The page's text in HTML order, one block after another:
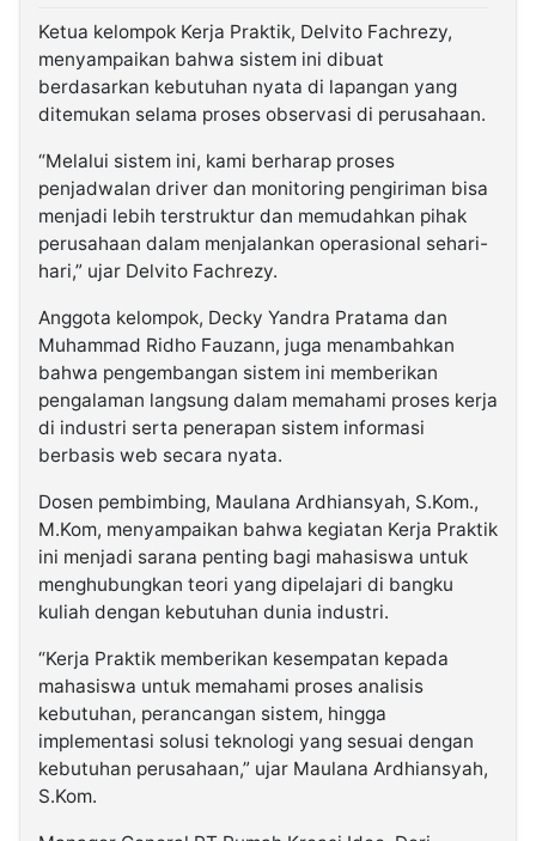
Ketua kelompok Kerja Praktik, Delvito Fachrezy,
menyampaikan bahwa sistem ini dibuat
berdasarkan kebutuhan nyata di lapangan yang
ditemukan selama proses observasi di perusahaan.
“Melalui sistem ini, kami berharap proses
penjadwalan driver dan monitoring pengiriman bisa
menjadi lebih terstruktur dan memudahkan pihak
perusahaan dalam menjalankan operasional sehari-
hari,” ujar Delvito Fachrezy.
Anggota kelompok, Decky Yandra Pratama dan
Muhammad Ridho Fauzann, juga menambahkan
bahwa pengembangan sistem ini memberikan
pengalaman langsung dalam memahami proses kerja
di industri serta penerapan sistem informasi
berbasis web secara nyata.
Dosen pembimbing, Maulana Ardhiansyah, S.Kom.,
M.Kom, menyampaikan bahwa kegiatan Kerja Praktik
ini menjadi sarana penting bagi mahasiswa untuk
menghubungkan teori yang dipelajari di bangku
kuliah dengan kebutuhan dunia industri.
“Kerja Praktik memberikan kesempatan kepada
mahasiswa untuk memahami proses analisis
kebutuhan, perancangan sistem, hingga
implementasi solusi teknologi yang sesuai dengan
kebutuhan perusahaan,” ujar Maulana Ardhiansyah,
S.Kom.